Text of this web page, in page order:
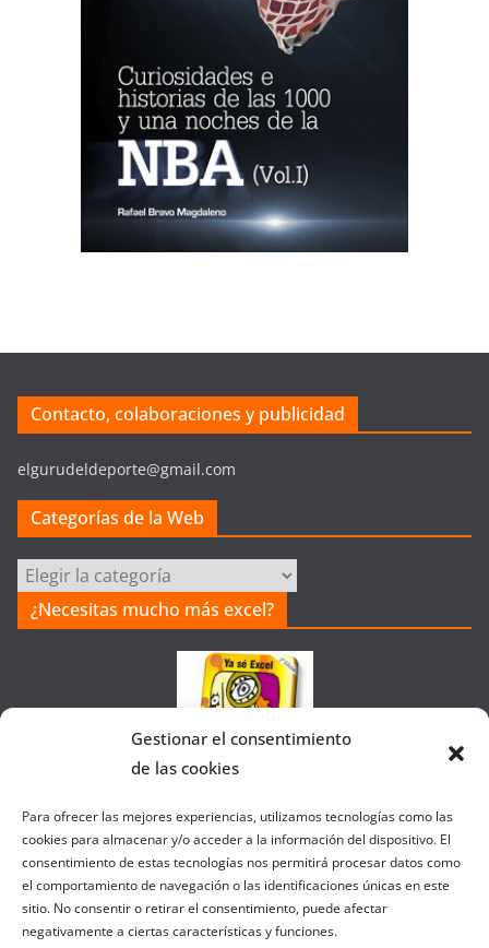
Gestionar el consentimiento
de las cookies
Para ofrecer las mejores experiencias, utilizamos tecnologías como las
cookies para almacenar y/o acceder a la información del dispositivo. El
consentimiento de estas tecnologías nos permitirá procesar datos como
el comportamiento de navegación o las identificaciones únicas en este
sitio. No consentir o retirar el consentimiento, puede afectar
negativamente a ciertas características y funciones.
Contacto, colaboraciones y publicidad
elgurudeldeporte@gmail.com
Categorías de la Web
Categorías
la
¿Necesitas mucho más excel?
Colaborando con FANATIC